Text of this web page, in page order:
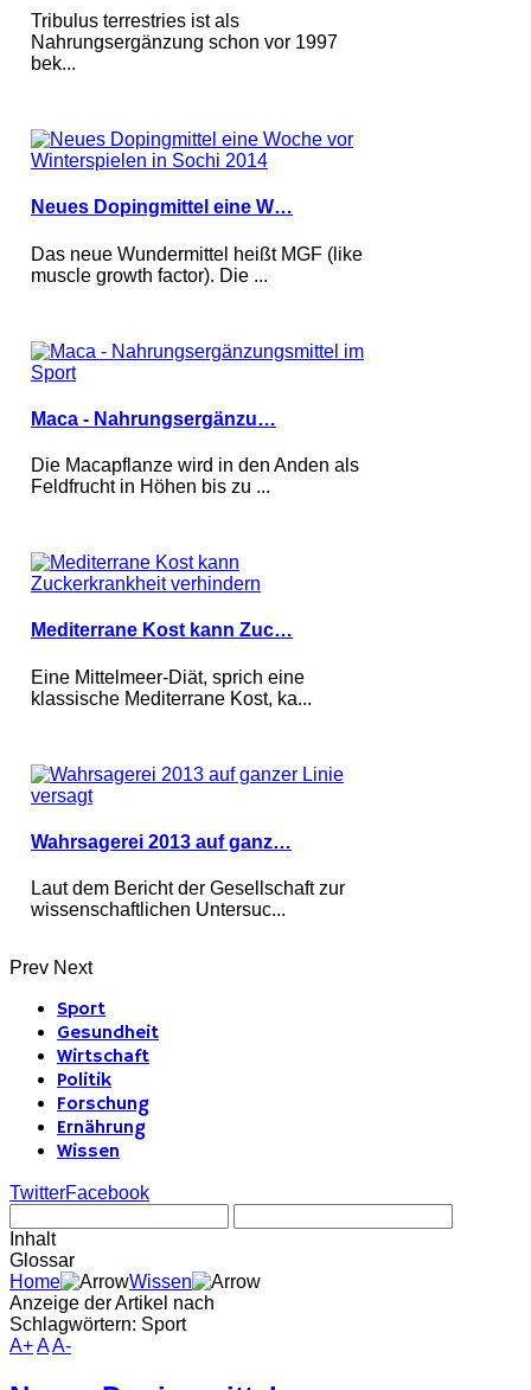
Tribulus terrestries ist als
Nahrungsergänzung schon vor 1997
bek...
Neues Dopingmittel eine W…
Das neue Wundermittel heißt MGF (like
muscle growth factor). Die ...
Maca - Nahrungsergänzu…
Die Macapflanze wird in den Anden als
Feldfrucht in Höhen bis zu ...
Mediterrane Kost kann Zuc…
Eine Mittelmeer-Diät, sprich eine
klassische Mediterrane Kost, ka...
Wahrsagerei 2013 auf ganz…
Laut dem Bericht der Gesellschaft zur
wissenschaftlichen Untersuc...
Prev Next
Sport
Gesundheit
Wirtschaft
Politik
Forschung
Ernährung
Wissen
TwitterFacebook
Inhalt
Glossar
Home
Wissen
Anzeige der Artikel nach
Schlagwörtern: Sport
A+AA-